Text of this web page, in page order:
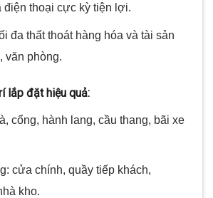
điện thoại cực kỳ tiện lợi.
đa thất thoát hàng hóa và tài sản
văn phòng.
lắp đặt hiệu quả:
cổng, hành lang, cầu thang, bãi xe
cửa chính, quầy tiếp khách,
kho.